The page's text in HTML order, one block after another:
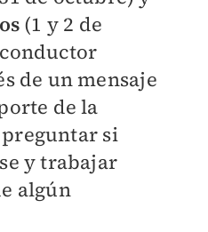
(1 y 2 de
de un mensaje
de la
si
y trabajar
algún